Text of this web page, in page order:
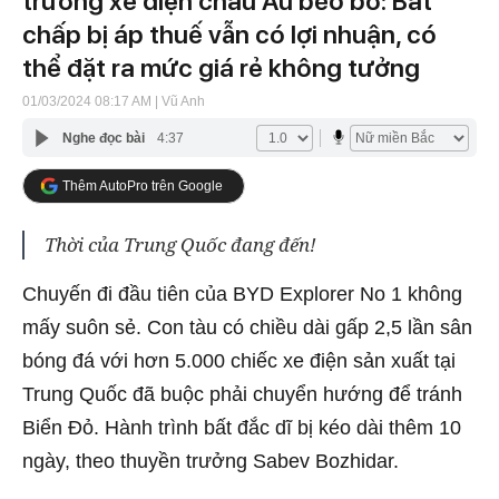
chấp bị áp thuế vẫn có lợi nhuận, có
thể đặt ra mức giá rẻ không tưởng
01/03/2024 08:17 AM | Vũ Anh
Nghe đọc bài 4:37
Thêm AutoPro trên Google
Thời của Trung Quốc đang đến!
Chuyến đi đầu tiên của BYD Explorer No 1 không
mấy suôn sẻ. Con tàu có chiều dài gấp 2,5 lần sân
bóng đá với hơn 5.000 chiếc xe điện sản xuất tại
Trung Quốc đã buộc phải chuyển hướng để tránh
Biển Đỏ. Hành trình bất đắc dĩ bị kéo dài thêm 10
ngày, theo thuyền trưởng Sabev Bozhidar.